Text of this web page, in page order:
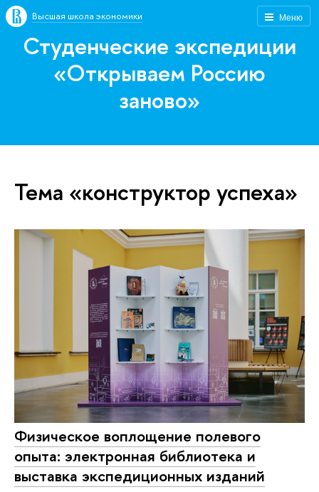
Меню
Высшая школа экономики
Студенческие экспедиции
«Открываем Россию
заново»
Тема «конструктор успеха»
Физическое воплощение полевого
опыта: электронная библиотека и
выставка экспедиционных изданий